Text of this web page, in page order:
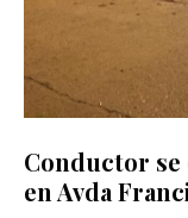
Conductor se
en Avda